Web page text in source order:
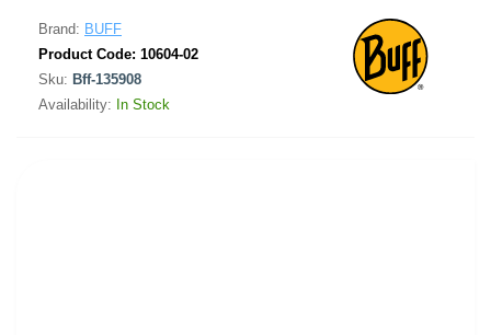
Brand: BUFF
Product Code: 10604-02
Sku: Bff-135908
Availability: In Stock